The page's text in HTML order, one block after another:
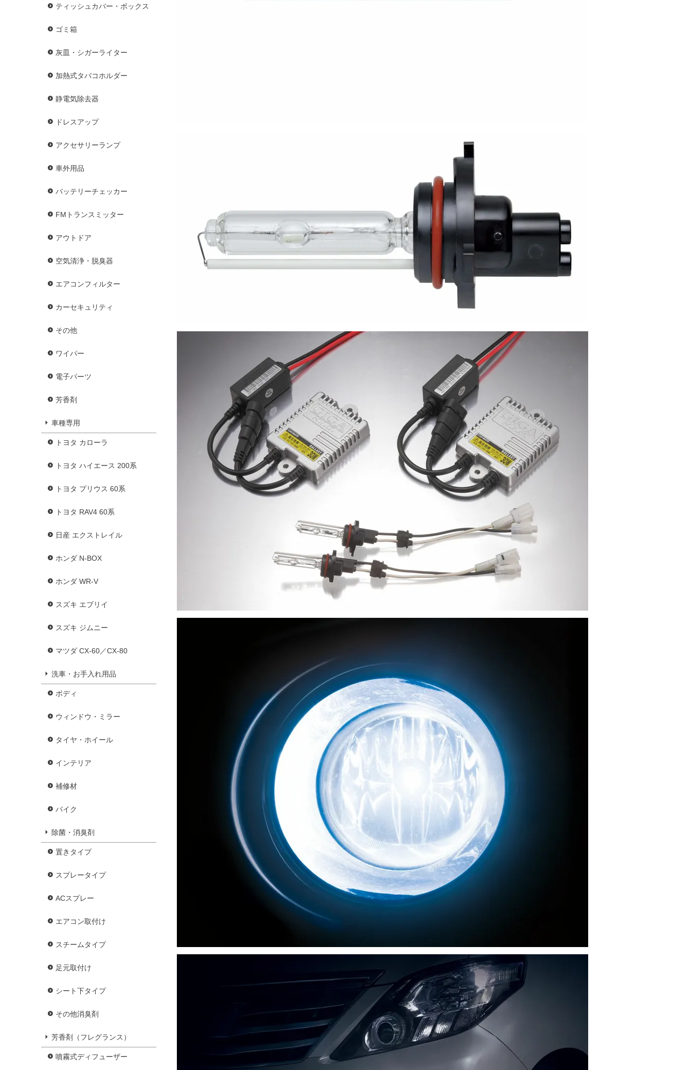
ティッシュカバー・ボックス
ゴミ箱
灰皿・シガーライター
加熱式タバコホルダー
静電気除去器
ドレスアップ
アクセサリーランプ
車外用品
バッテリーチェッカー
FMトランスミッター
アウトドア
空気清浄・脱臭器
エアコンフィルター
カーセキュリティ
その他
ワイパー
電子パーツ
芳香剤
車種専用
トヨタ カローラ
トヨタ ハイエース 200系
トヨタ プリウス 60系
トヨタ RAV4 60系
日産 エクストレイル
ホンダ N-BOX
ホンダ WR-V
スズキ エブリイ
スズキ ジムニー
マツダ CX-60／CX-80
洗車・お手入れ用品
ボディ
ウィンドウ・ミラー
タイヤ・ホイール
インテリア
補修材
バイク
除菌・消臭剤
置きタイプ
スプレータイプ
ACスプレー
エアコン取付け
スチームタイプ
足元取付け
シート下タイプ
その他消臭剤
芳香剤（フレグランス）
噴霧式ディフューザー